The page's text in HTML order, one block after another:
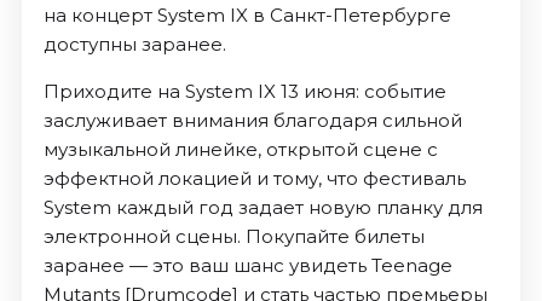
на концерт System IX в Санкт-Петербурге
доступны заранее.
Приходите на System IX 13 июня: событие
заслуживает внимания благодаря сильной
музыкальной линейке, открытой сцене с
эффектной локацией и тому, что фестиваль
System каждый год задает новую планку для
электронной сцены. Покупайте билеты
заранее — это ваш шанс увидеть Teenage
Mutants [Drumcode] и стать частью премьеры